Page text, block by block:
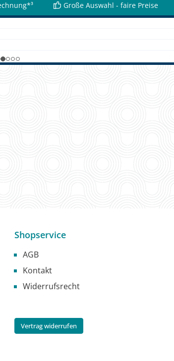
Große Auswahl - faire Preise
Shopservice
AGB
Kontakt
Widerrufsrecht
Vertrag widerrufen